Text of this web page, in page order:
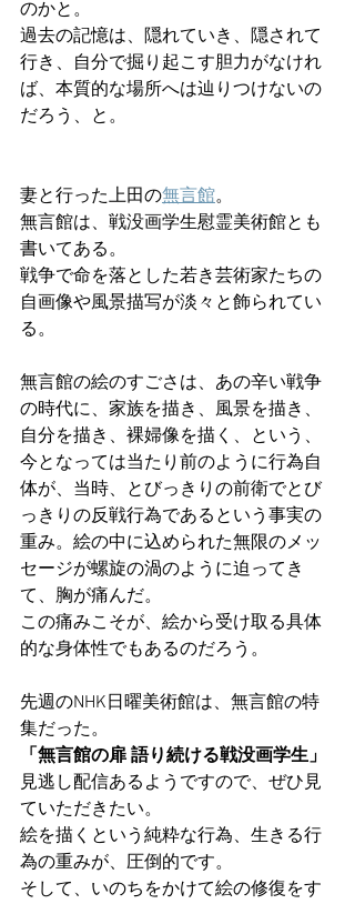
のかと。
過去の記憶は、隠れていき、隠されて
行き、自分で掘り起こす胆力がなけれ
ば、本質的な場所へは辿りつけないの
だろう、と。
妻と行った上田の無言館。
無言館は、戦没画学生慰霊美術館とも
書いてある。
戦争で命を落とした若き芸術家たちの
自画像や風景描写が淡々と飾られてい
る。
無言館の絵のすごさは、あの辛い戦争
の時代に、家族を描き、風景を描き、
自分を描き、裸婦像を描く、という、
今となっては当たり前のように行為自
体が、当時、とびっきりの前衛でとび
っきりの反戦行為であるという事実の
重み。絵の中に込められた無限のメッ
セージが螺旋の渦のように迫ってき
て、胸が痛んだ。
この痛みこそが、絵から受け取る具体
的な身体性でもあるのだろう。
先週のNHK日曜美術館は、無言館の特
集だった。
「無言館の扉 語り続ける戦没画学生」
見逃し配信あるようですので、ぜひ見
ていただきたい。
絵を描くという純粋な行為、生きる行
為の重みが、圧倒的です。
そして、いのちをかけて絵の修復をす